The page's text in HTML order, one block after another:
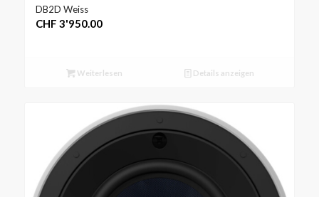
DB2D Weiss
CHF 3'950.00
Weiterlesen Details anzeigen